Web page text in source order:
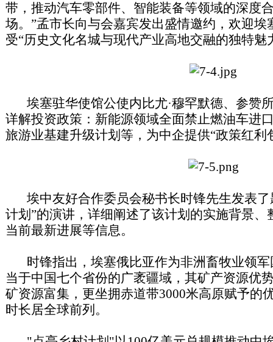
带，推动汽车零部件、智能装备等领域的深度
场。”孟市长向与会嘉宾发出盛情邀约，欢迎
受“历史文化名城与现代产业高地交融的独特魅
埃塞驻华使馆公使内比尤·穆罕默德、参赞
详解投资政策：新能源领域全面禁止燃油车进
旅游业基建升级计划等，为中企提供“政策红利
埃中友好合作委员会秘书长时锋先生发表了
计划”的演讲，详细阐述了该计划的实施背景
当前最新进展等信息。
时锋指出，埃塞俄比亚作为非洲畜牧业领军
当于中国七个省份的广袤疆域，其矿产资源优
矿资源富集，更坐拥赤道带3000米高原赋予的
时长居全球前列。